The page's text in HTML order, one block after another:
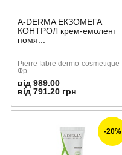
A-DERMA ЕКЗОМЕГА
КОНТРОЛ крем-емолент
помя...
Pierre fabre dermo-cosmetique
Фр...
від 989.00
від 791.20 грн
-20%